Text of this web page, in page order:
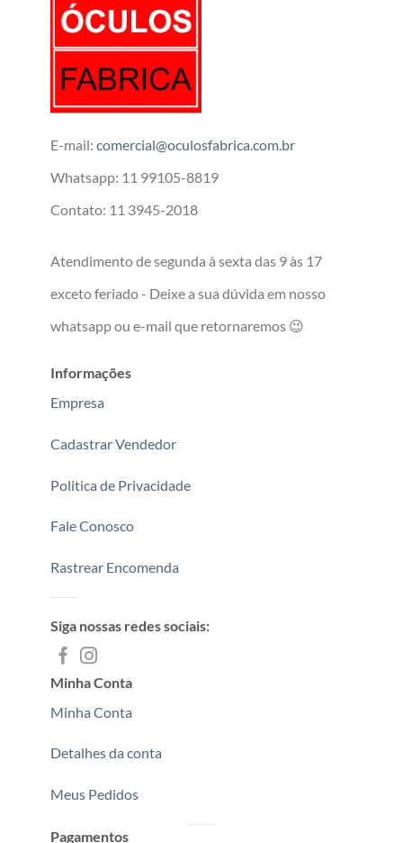
E-mail: comercial@oculosfabrica.com.br
Whatsapp: 11 99105-8819
Contato: 11 3945-2018
Atendimento de segunda à sexta das 9 às 17
exceto feriado - Deixe a sua dúvida em nosso
whatsapp ou e-mail que retornaremos 😉
Informações
Empresa
Cadastrar Vendedor
Politica de Privacidade
Fale Conosco
Rastrear Encomenda
Siga nossas redes sociais:
Minha Conta
Minha Conta
Detalhes da conta
Meus Pedidos
Pagamentos